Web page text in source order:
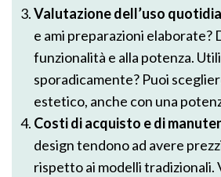
Valutazione dell’uso
e ami preparazioni elaborate?
funzionalità e alla potenza.
sporadicamente? Puoi
estetico, anche con una
Costi di acquisto e di
design tendono ad avere
rispetto ai modelli tradizionali.